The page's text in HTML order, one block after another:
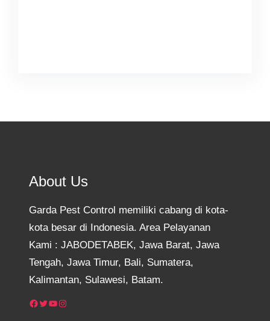
About Us
Garda Pest Control memiliki cabang di kota-
kota besar di Indonesia. Area Pelayanan
Kami : JABODETABEK, Jawa Barat, Jawa
Tengah, Jawa Timur, Bali, Sumatera,
Kalimantan, Sulawesi, Batam.
Facebook Twitter YouTube Instagram